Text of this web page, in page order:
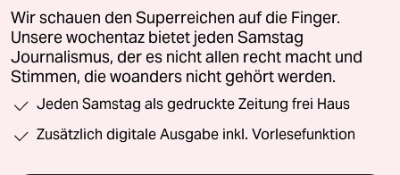
Wir schauen den Superreichen auf die Finger.
Unsere wochentaz bietet jeden Samstag
Journalismus, der es nicht allen recht macht und
Stimmen, die woanders nicht gehört werden.
Jeden Samstag als gedruckte Zeitung frei Haus
Zusätzlich digitale Ausgabe inkl. Vorlesefunktion